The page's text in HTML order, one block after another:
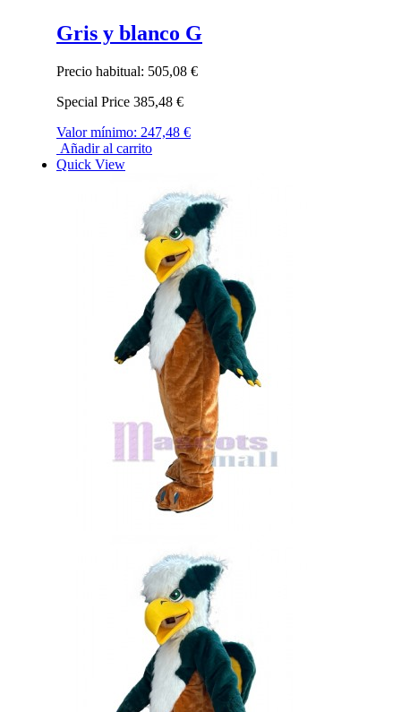
Gris y blanco G
Precio habitual: 505,08 €
Special Price 385,48 €
Valor mínimo: 247,48 €
Añadir al carrito
Quick View